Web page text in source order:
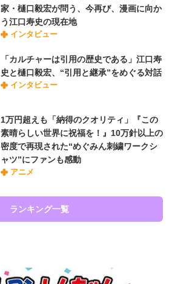
家・樋口毅宏が問う、今再び、漫画に向か
う江口寿史の現在地
インタビュー
「カルチャーは引用の歴史である」江口寿
史と樋口毅宏、“引用と継承”をめぐる対話
インタビュー
1万円超えも「納得のクオリティ」『この
素晴らしい世界に祝福を！』10万針以上の
密度で再現された“めぐみん刺繍ワークシ
ャツ”にファンも感動
アニメ
ランキング一覧